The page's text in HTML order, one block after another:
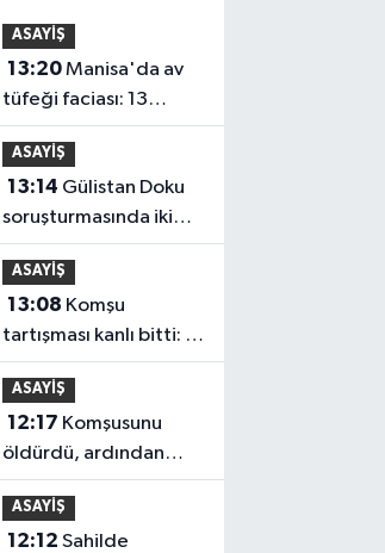
ASAYİŞ
13:20Manisa'da av
tüfeği faciası: 13
yaşındaki çocuk
hayatını kaybetti
ASAYİŞ
13:14
soruşturmasında iki
dalgıca tutuklama
ASAYİŞ
13:08
tartışması kanlı bitti: 1
kişi hayatını kaybetti
ASAYİŞ
12:17
öldürdü, ardından
evini ve aracını ateşe
verdi!
ASAYİŞ
12:12 Sahilde